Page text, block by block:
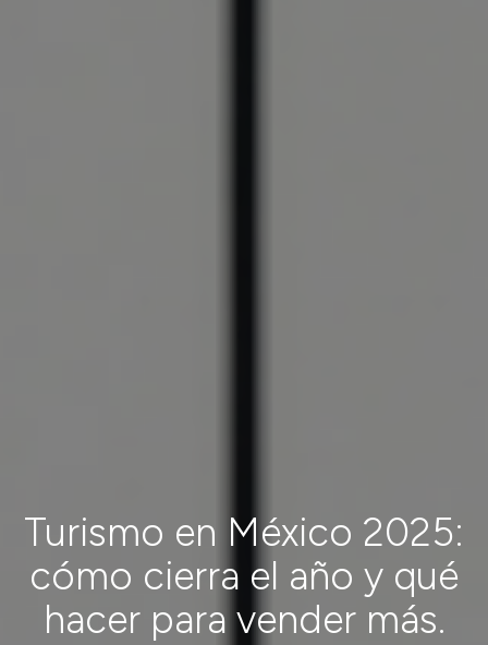
Turismo en México 2025:
cómo cierra el año y qué
hacer para vender más.